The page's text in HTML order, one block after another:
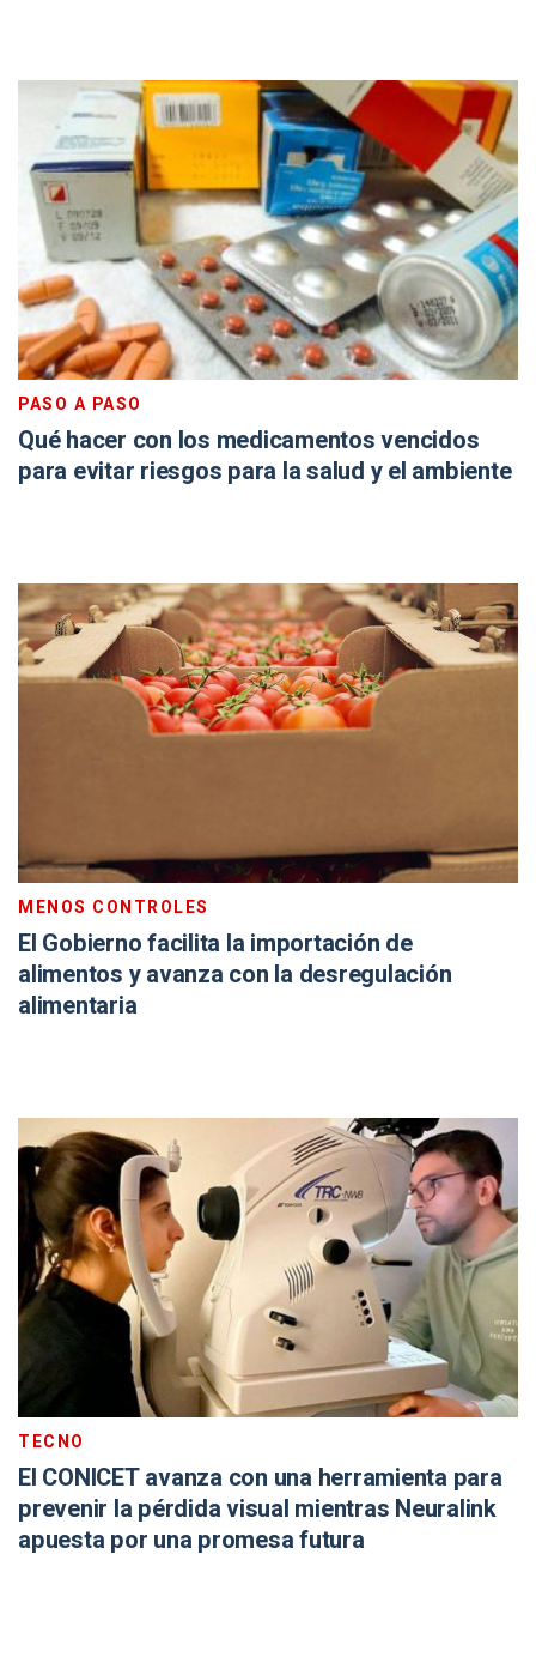
PASO A PASO
Qué hacer con los medicamentos vencidos
para evitar riesgos para la salud y el ambiente
MENOS CONTROLES
El Gobierno facilita la importación de
alimentos y avanza con la desregulación
alimentaria
TECNO
El CONICET avanza con una herramienta para
prevenir la pérdida visual mientras Neuralink
apuesta por una promesa futura